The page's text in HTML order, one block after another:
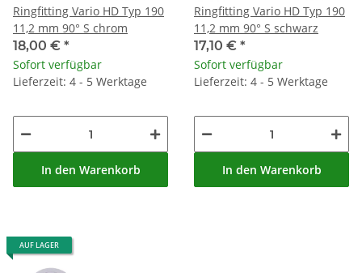
Ringfitting Vario HD Typ 190
11,2 mm 90° S chrom
18,00 € *
Sofort verfügbar
Lieferzeit: 4 - 5 Werktage
In den Warenkorb
Ringfitting Vario HD Typ 190
11,2 mm 90° S schwarz
17,10 € *
Sofort verfügbar
Lieferzeit: 4 - 5 Werktage
In den Warenkorb
AUF LAGER